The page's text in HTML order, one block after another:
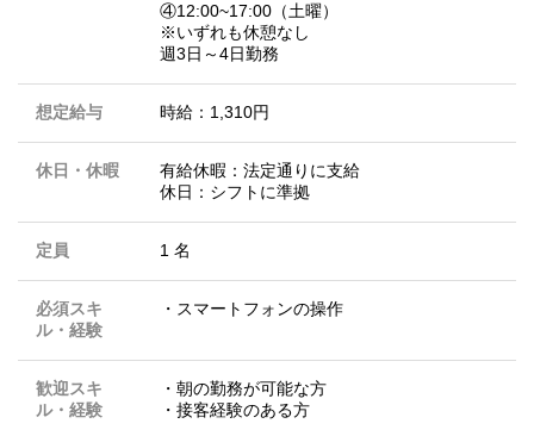
④12:00~17:00（土曜）
※いずれも休憩なし
週3日～4日勤務
想定給与 時給：1,310円
休日・休暇
有給休暇：法定通りに支給
休日：シフトに準拠
定員 1 名
必須スキ
ル・経験
・スマートフォンの操作
歓迎スキ
ル・経験
・朝の勤務が可能な方
・接客経験のある方